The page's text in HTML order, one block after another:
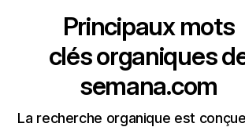
Principaux mots
clés organiques
semana.com
La recherche organique est